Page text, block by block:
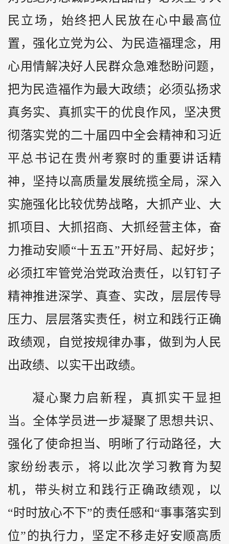
民立场，始终把人民放在心中最高位
置，强化立党为公、为民造福理念，用
心用情解决好人民群众急难愁盼问题，
把为民造福作为最大政绩；必须弘扬求
真务实、真抓实干的优良作风，坚决贯
彻落实党的二十届四中全会精神和习近
平总书记在贵州考察时的重要讲话精
神，坚持以高质量发展统揽全局，深入
实施强化比较优势战略，大抓产业、大
抓项目、大抓招商、大抓经营主体，奋
力推动安顺“十五五”开好局、起好步；
必须扛牢管党治党政治责任，以钉钉子
精神推进深学、真查、实改，层层传导
压力、层层落实责任，树立和践行正确
政绩观，自觉按规律办事，做到为人民
出政绩、以实干出政绩。
凝心聚力启新程，真抓实干显担
当。全体学员进一步凝聚了思想共识、
强化了使命担当、明晰了行动路径，大
家纷纷表示，将以此次学习教育为契
机，带头树立和践行正确政绩观，以
“时时放心不下”的责任感和“事事落实到
位”的执行力，坚定不移走好安顺高质